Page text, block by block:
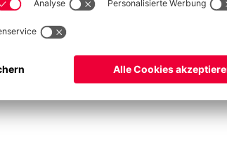
die Partie gehen. Wir wollen die gute
es, unser Spiel durchzuziehen.“